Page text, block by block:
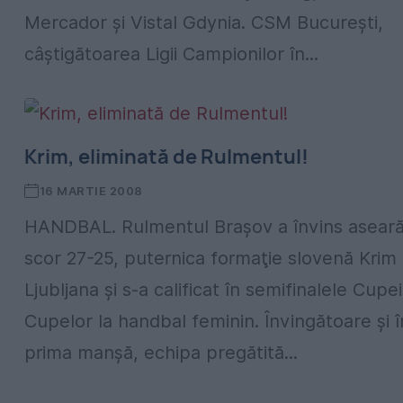
Mercador și Vistal Gdynia. CSM București,
câștigătoarea Ligii Campionilor în...
Krim, eliminată de Rulmentul!
16 MARTIE 2008
HANDBAL. Rulmentul Braşov a învins
scor 27-25, puternica formaţie slovenă Krim
Ljubljana şi s-a calificat în semifinalele Cupei
Cupelor la handbal feminin. Învingătoare şi
prima manşă, echipa pregătită...